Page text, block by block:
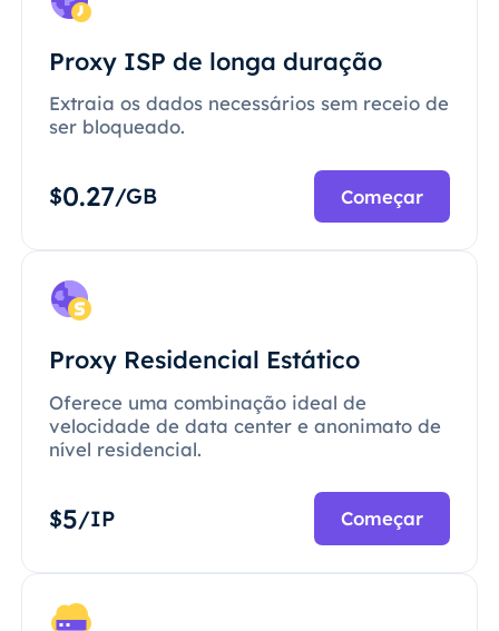
Proxy ISP de longa duração
Extraia os dados necessários sem receio de
ser bloqueado.
$0.27/GB Começar
Proxy Residencial Estático
Oferece uma combinação ideal de
velocidade de data center e anonimato de
nível residencial.
$5/IP Começar